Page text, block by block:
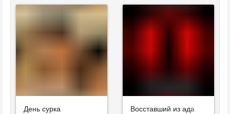
День сурка Восставший из ада